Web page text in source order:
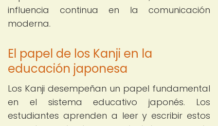
influencia continua en la comunicación
moderna.
El papel de los Kanji en la
educación japonesa
Los Kanji desempeñan un papel fundamental
en el sistema educativo japonés. Los
estudiantes aprenden a leer y escribir estos